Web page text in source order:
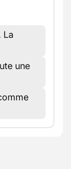
La
une